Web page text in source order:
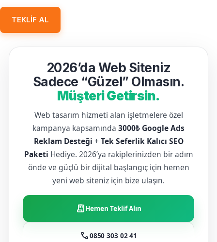
TEKLIF AL
2026’da Web Siteniz
Sadece “Güzel” Olmasın.
Müşteri Getirsin.
Web tasarım hizmeti alan işletmelere özel
kampanya kapsamında 3000₺ Google Ads
Reklam Desteği + Tek Seferlik Kalıcı SEO
Paketi Hediye. 2026’ya rakiplerinizden bir adım
önde ve güçlü bir dijital başlangıç için hemen
yeni web siteniz için bize ulaşın.
receipt_longHemen Teklif Alın
call0850 303 02 41